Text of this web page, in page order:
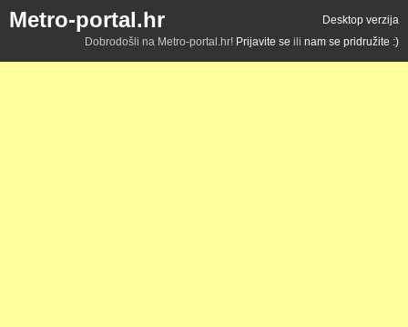
Metro-portal.hr
Desktop verzija
Dobrodošli na Metro-portal.hr! Prijavite se ili nam se pridružite :)